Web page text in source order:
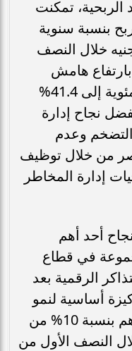
تمكنت
بنسبة سنوية
مليون جنيه خلال النصف
مصحوبًا بارتفاع هامش
صافي الربح بواقع 3.4 نقطة مئوية إلى 41.4%
نجاح إدارة
وعدم
من خلال توظيف
إدارة المخاطر
أحد أهم
في قطاع
الرقمية بعد
أساسية لنمو
الإيرادات ربعًا تلو الآخر، لتساهم بنسبة 10% من
النصف الأول من